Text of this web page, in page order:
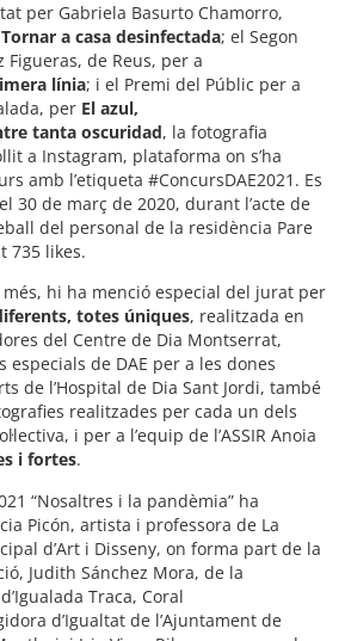
per Gabriela Basurto Chamorro,
Tornar a casa desinfectada; el Segon
Figueras, de Reus, per a
línia; i el Premi del Públic per a
per El azul,
tanta oscuridad, la fotografia
a Instagram, plataforma on s’ha
amb l’etiqueta #ConcursDAE2021. Es
30 de març de 2020, durant l’acte de
del personal de la residència Pare
735 likes.
hi ha menció especial del jurat per
totes úniques, realitzada en
del Centre de Dia Montserrat,
especials de DAE per a les dones
de l’Hospital de Dia Sant Jordi, també
realitzades per cada un dels
i per a l’equip de l’ASSIR Anoia
i fortes.
“Nosaltres i la pandèmia” ha
Picón, artista i professora de La
d’Art i Disseny, on forma part de la
Judith Sánchez Mora, de la
Traca, Coral
d’Igualtat de l’Ajuntament de